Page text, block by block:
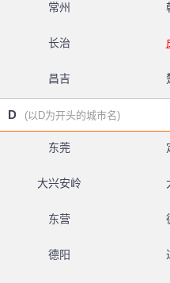
常州
长治
昌吉
D (以D为开头的城市名)
东莞
大兴安岭
东营
德阳